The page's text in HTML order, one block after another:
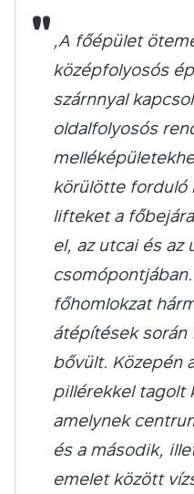
" „A főépület
középfolyosós
szárnnyal
oldalfolyosós
körülötte forduló
lifteket a
el, az utcai és az
főhomlokzat
átépítések során
bővült. Közepén
pillérekkel tagolt
amelynek
és a második,
emelet között